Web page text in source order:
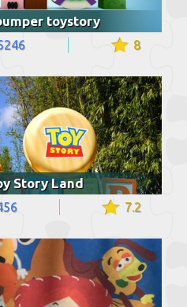
toystory
8
Story Land
7.2